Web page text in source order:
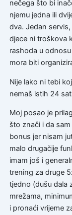
nečega što bi
njemu jedna ili
dva. Jedan
djece ni troškova
rashoda u
mora biti
Nije lako ni tebi
nemaš istih 24
Moj posao je
što znači i da
bonus jer nisam
malo drugačije
imam još i
trening za druge
tjedno (dušu dala
mrežama,
i pronaći vrijeme